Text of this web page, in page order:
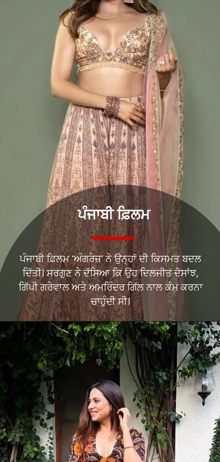
ਪੰਜਾਬੀ ਫ਼ਿਲਮ ‘ਅੰਗਰੇਜ਼’ ਨੇ ਉਨ੍ਹਾਂ ਦੀ ਕਿਸਮਤ ਬਦਲ
ਦਿੱਤੀ। ਸਰਗੁਣ ਨੇ ਦੱਸਿਆ ਕਿ ਉਹ ਦਿਲਜੀਤ ਦੋਸਾਂਝ,
ਗਿੱਪੀ ਗਰੇਵਾਲ ਅਤੇ ਅਮਰਿੰਦਰ ਗਿੱਲ ਨਾਲ ਕੰਮ ਕਰਨਾ
ਚਾਹੁੰਦੀ ਸੀ।
ਪੰਜਾਬੀ ਫ਼ਿਲਮ